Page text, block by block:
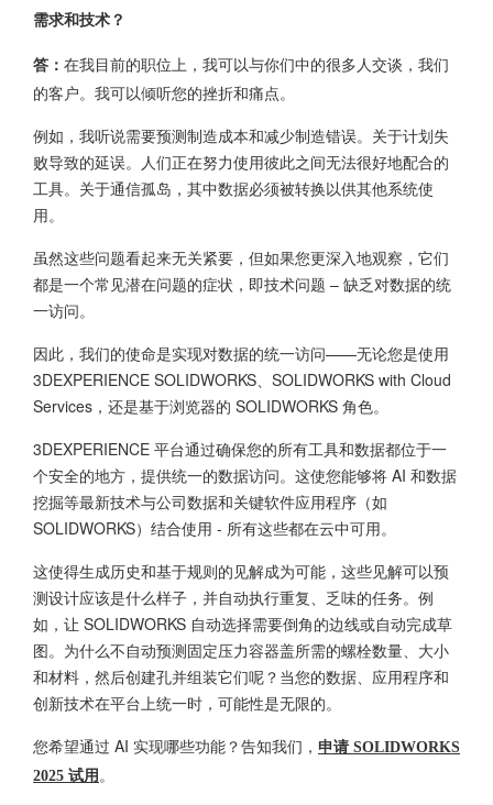
需求和技术？
答： 在我目前的职位上，我可以与你们中的很多人交谈，我们
的客户。我可以倾听您的挫折和痛点。
例如，我听说需要预测制造成本和减少制造错误。关于计划失
败导致的延误。人们正在努力使用彼此之间无法很好地配合的
工具。关于通信孤岛，其中数据必须被转换以供其他系统使
用。
虽然这些问题看起来无关紧要，但如果您更深入地观察，它们
都是一个常见潜在问题的症状，即技术问题 – 缺乏对数据的统
一访问。
因此，我们的使命是实现对数据的统一访问——无论您是使用
3DEXPERIENCE SOLIDWORKS、SOLIDWORKS with Cloud
Services，还是基于浏览器的 SOLIDWORKS 角色。
3DEXPERIENCE 平台通过确保您的所有工具和数据都位于一
个安全的地方，提供统一的数据访问。这使您能够将 AI 和数据
挖掘等最新技术与公司数据和关键软件应用程序（如
SOLIDWORKS）结合使用 - 所有这些都在云中可用。
这使得生成历史和基于规则的见解成为可能，这些见解可以预
测设计应该是什么样子，并自动执行重复、乏味的任务。例
如，让 SOLIDWORKS 自动选择需要倒角的边线或自动完成草
图。为什么不自动预测固定压力容器盖所需的螺栓数量、大小
和材料，然后创建孔并组装它们呢？当您的数据、应用程序和
创新技术在平台上统一时，可能性是无限的。
您希望通过 AI 实现哪些功能？告知我们， 申请 SOLIDWORKS
2025 试用 。